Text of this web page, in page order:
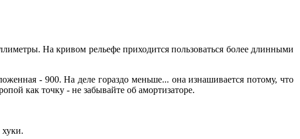
На кривом рельефе приходится пользоваться более длинными
- 900. На деле гораздо меньше... она изнашивается потому, что
как точку - не забывайте об амортизаторе.